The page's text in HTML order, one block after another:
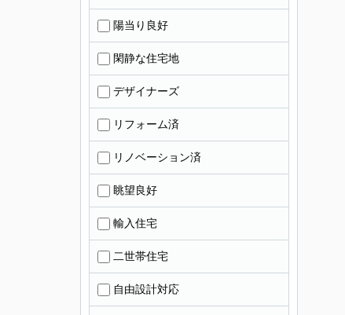
陽当り良好
閑静な住宅地
デザイナーズ
リフォーム済
リノベーション済
眺望良好
輸入住宅
二世帯住宅
自由設計対応